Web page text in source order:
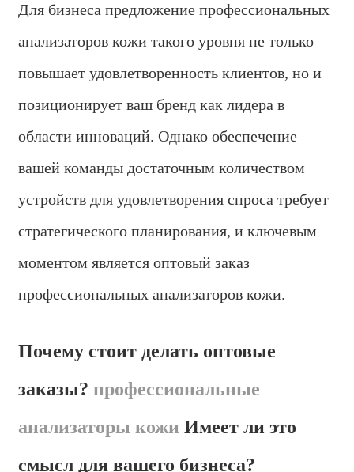
Для бизнеса предложение профессиональных
анализаторов кожи такого уровня не только
повышает удовлетворенность клиентов, но и
позиционирует ваш бренд как лидера в
области инноваций. Однако обеспечение
вашей команды достаточным количеством
устройств для удовлетворения спроса требует
стратегического планирования, и ключевым
моментом является оптовый заказ
профессиональных анализаторов кожи.
Почему стоит делать оптовые
заказы? профессиональные
анализаторы кожи Имеет ли это
смысл для вашего бизнеса?